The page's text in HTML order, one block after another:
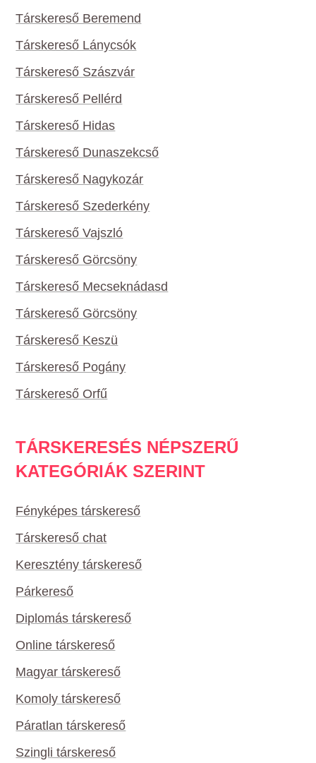
Társkereső Beremend
Társkereső Lánycsók
Társkereső Szászvár
Társkereső Pellérd
Társkereső Hidas
Társkereső Dunaszekcső
Társkereső Nagykozár
Társkereső Szederkény
Társkereső Vajszló
Társkereső Görcsöny
Társkereső Mecseknádasd
Társkereső Görcsöny
Társkereső Keszü
Társkereső Pogány
Társkereső Orfű
TÁRSKERESÉS NÉPSZERŰ
KATEGÓRIÁK SZERINT
Fényképes társkereső
Társkereső chat
Keresztény társkereső
Párkereső
Diplomás társkereső
Online társkereső
Magyar társkereső
Komoly társkereső
Páratlan társkereső
Szingli társkereső